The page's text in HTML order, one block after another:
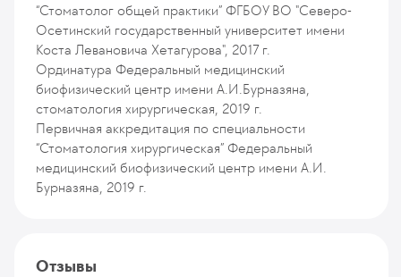
“Стоматолог общей практики” ФГБОУ ВО "Северо-
Осетинский государственный университет имени
Коста Левановича Хетагурова", 2017 г.
Ординатура Федеральный медицинский
биофизический центр имени А.И.Бурназяна,
стоматология хирургическая, 2019 г.
Первичная аккредитация по специальности
“Стоматология хирургическая” Федеральный
медицинский биофизический центр имени А.И.
Бурназяна, 2019 г.
Отзывы